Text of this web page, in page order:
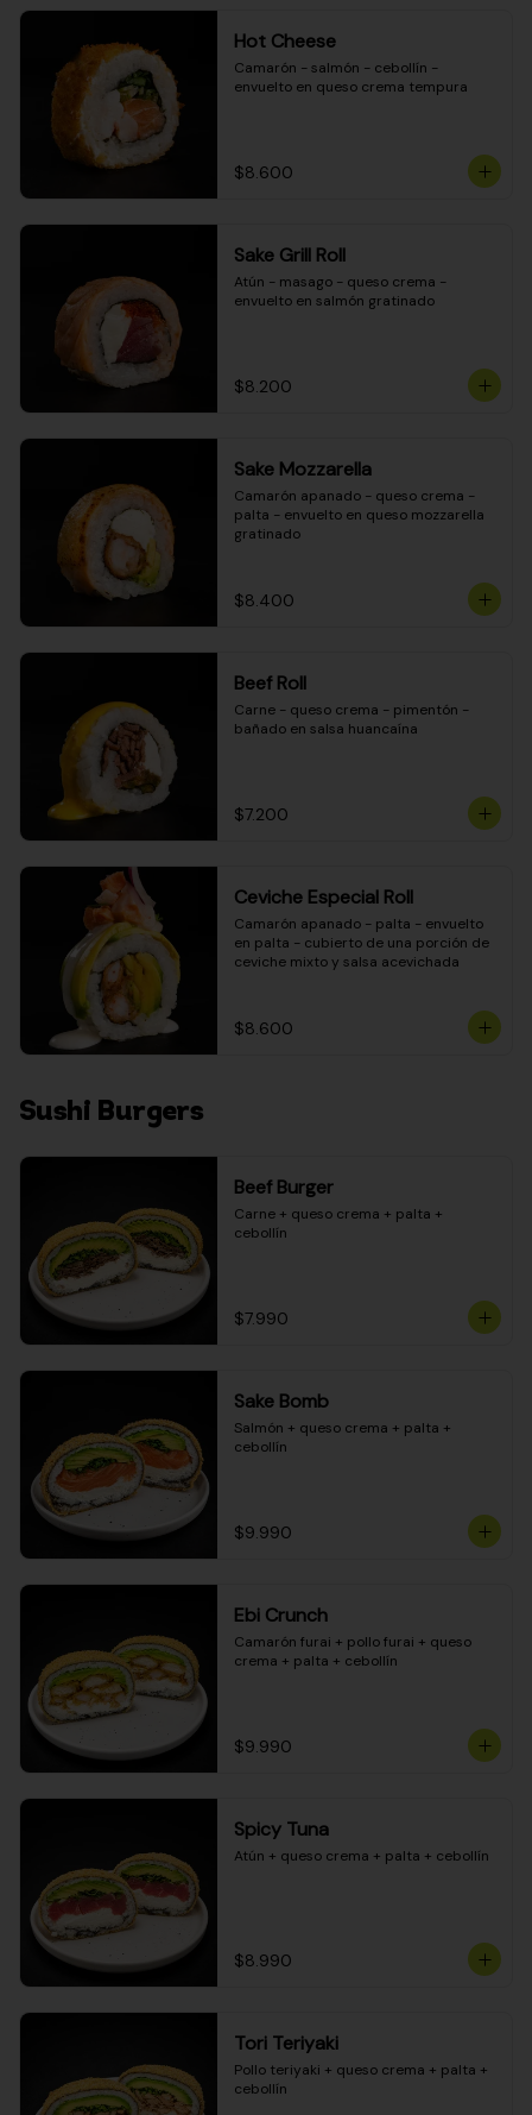
Hot Cheese
Camarón - salmón - cebollín -
envuelto en queso crema tempura
$8.600
Sake Grill Roll
Atún - masago - queso crema -
envuelto en salmón gratinado
$8.200
Sake Mozzarella
Camarón apanado - queso crema -
palta - envuelto en queso mozzarella
gratinado
$8.400
Beef Roll
Carne - queso crema - pimentón -
bañado en salsa huancaína
$7.200
Ceviche Especial Roll
Camarón apanado - palta - envuelto
en palta - cubierto de una porción de
ceviche mixto y salsa acevichada
$8.600
Sushi Burgers
Beef Burger
Carne + queso crema + palta +
cebollín
$7.990
Sake Bomb
Salmón + queso crema + palta +
cebollín
$9.990
Ebi Crunch
Camarón furai + pollo furai + queso
crema + palta + cebollín
$9.990
Spicy Tuna
Atún + queso crema + palta + cebollín
$8.990
Tori Teriyaki
Pollo teriyaki + queso crema + palta +
cebollín